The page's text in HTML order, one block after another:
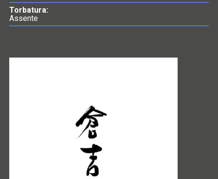
Torbatura:
Assente